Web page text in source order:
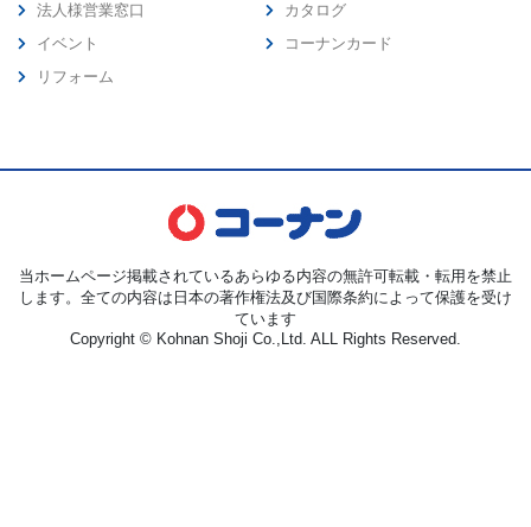
法人様営業窓口
イベント
リフォーム
カタログ
コーナンカード
当ホームページ掲載されているあらゆる内容の無許可転載・転用を禁止
します。全ての内容は日本の著作権法及び国際条約によって保護を受け
ています
Copyright © Kohnan Shoji Co.,Ltd. ALL Rights Reserved.